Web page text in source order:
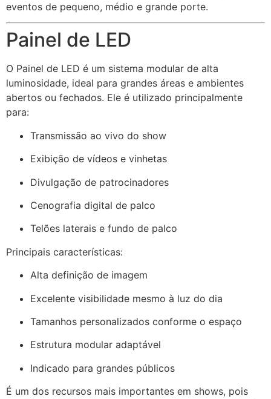
eventos de pequeno, médio e grande porte.
Painel de LED
O Painel de LED é um sistema modular de alta
luminosidade, ideal para grandes áreas e ambientes
abertos ou fechados. Ele é utilizado principalmente
para:
Transmissão ao vivo do show
Exibição de vídeos e vinhetas
Divulgação de patrocinadores
Cenografia digital de palco
Telões laterais e fundo de palco
Principais características:
Alta definição de imagem
Excelente visibilidade mesmo à luz do dia
Tamanhos personalizados conforme o espaço
Estrutura modular adaptável
Indicado para grandes públicos
É um dos recursos mais importantes em shows, pois